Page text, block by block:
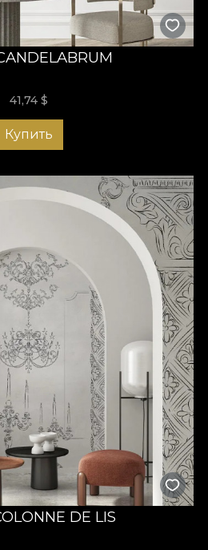
41,74 $
Купить
DE LIS